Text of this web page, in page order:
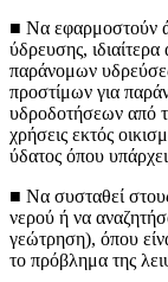
■ Να εφαρμοστούν
ύδρευσης,
παράνομων
προστίμων για
υδροδοτήσεων από
χρήσεις εκτός
ύδατος όπου
■ Να συσταθεί στους
νερού ή να
γεώτρηση), όπου
το πρόβλημα της